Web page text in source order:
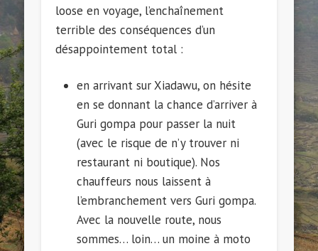
loose en voyage, l’enchaînement
terrible des conséquences d’un
désappointement total :
en arrivant sur Xiadawu, on hésite
en se donnant la chance d’arriver à
Guri gompa pour passer la nuit
(avec le risque de n’y trouver ni
restaurant ni boutique). Nos
chauffeurs nous laissent à
l’embranchement vers Guri gompa.
Avec la nouvelle route, nous
sommes… loin… un moine à moto